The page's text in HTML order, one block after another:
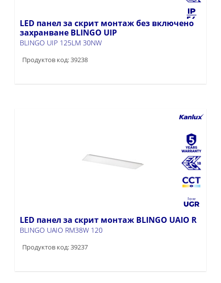
LED панел за скрит монтаж без включено
захранване BLINGO UIP
BLINGO UIP 125LM 30NW
Продуктов код: 39238
LED панел за скрит монтаж BLINGO UAIO R
BLINGO UAIO RM38W 120
Продуктов код: 39237